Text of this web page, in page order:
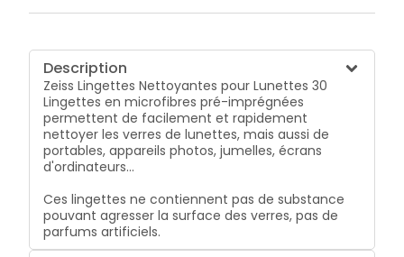
Description
Zeiss Lingettes Nettoyantes pour Lunettes 30
Lingettes en microfibres pré-imprégnées
permettent de facilement et rapidement
nettoyer les verres de lunettes, mais aussi de
portables, appareils photos, jumelles, écrans
d'ordinateurs...
Ces lingettes ne contiennent pas de substance
pouvant agresser la surface des verres, pas de
parfums artificiels.